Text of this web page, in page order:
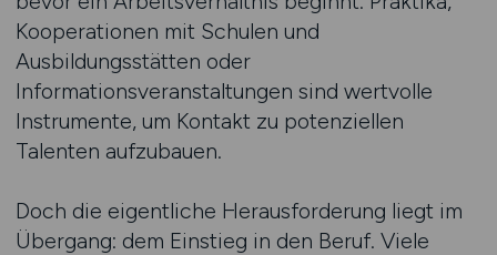
Kooperationen mit Schulen und
Ausbildungsstätten oder
Informationsveranstaltungen sind wertvolle
Instrumente, um Kontakt zu potenziellen
Talenten aufzubauen.
Doch die eigentliche Herausforderung liegt im
Übergang: dem Einstieg in den Beruf. Viele